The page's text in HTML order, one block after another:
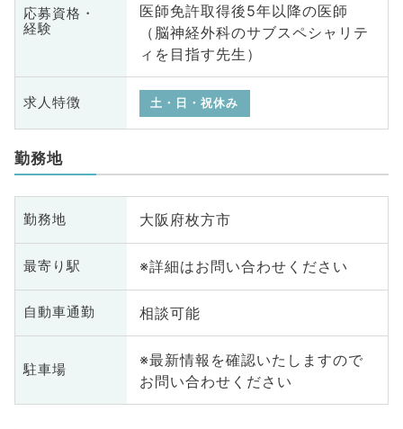
応募資格・
経験
医師免許取得後5年以降の医師
（脳神経外科のサブスペシャリテ
ィを目指す先生）
求人特徴 土・日・祝休み
勤務地
勤務地 大阪府枚方市
最寄り駅 ※詳細はお問い合わせください
自動車通勤 相談可能
駐車場
※最新情報を確認いたしますので
お問い合わせください